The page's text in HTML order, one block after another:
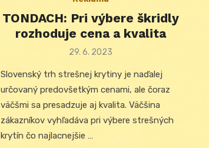
TONDACH: Pri výbere škridly
rozhoduje cena a kvalita
Posted
29. 6. 2023
Slovenský trh strešnej krytiny je naďalej
určovaný predovšetkým cenami, ale čoraz
väčšmi sa presadzuje aj kvalita. Väčšina
zákazníkov vyhľadáva pri výbere strešných
krytín čo najlacnejšie …